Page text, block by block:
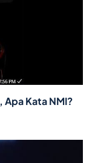
Apa Kata NMI?